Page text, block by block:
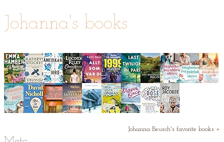
Johanna's books
Johanna Beusch's favorite books »